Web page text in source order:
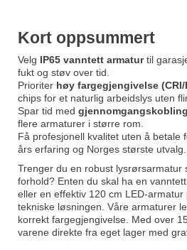
Kort oppsummert
Velg IP65 vanntett armaturtil
fukt og støv over tid.
Prioriter høy fargegjengivelse (CRI/
chips for et naturlig arbeidslys uten
Spar tid med gjennomgangskobling
flere armaturer i større rom.
Få profesjonell kvalitet uten å betale
års erfaring og Norges største utvalg.
Trenger du en robust lysrørsarmatur
forhold? Enten du skal ha en
eller en effektiv 120 cm LED-
tekniske løsningen. Våre armaturer
korrekt fargegjengivelse. Med over
varene direkte fra eget lager med